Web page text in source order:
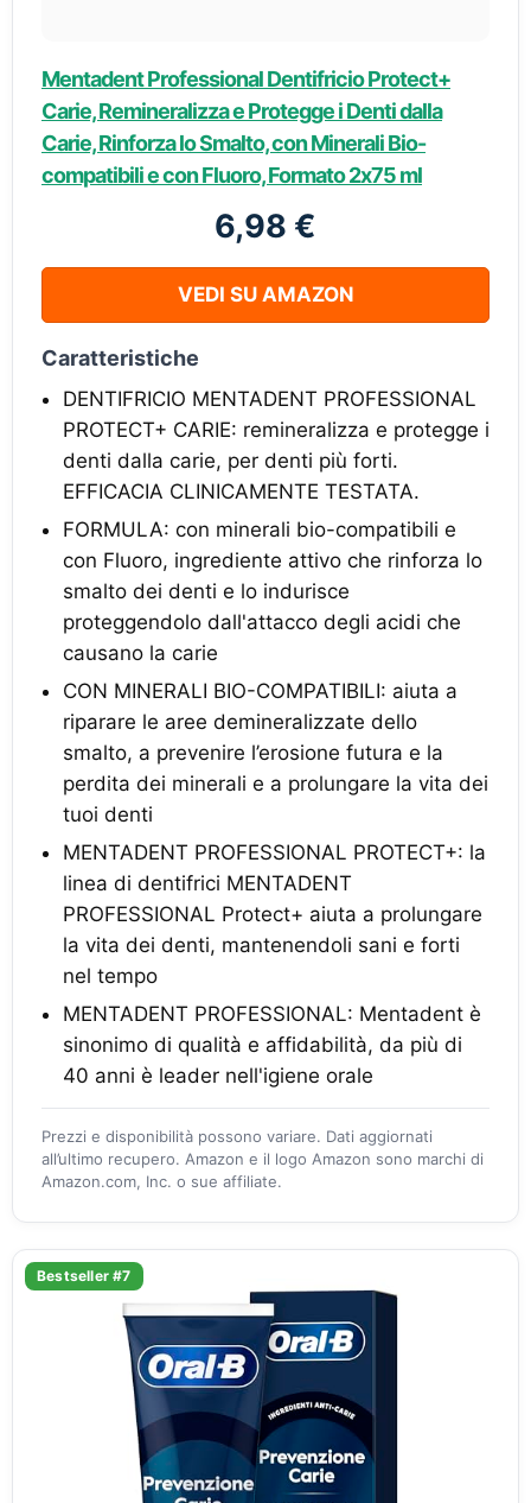
Mentadent Professional Dentifricio Protect+
Carie, Remineralizza e Protegge i Denti dalla
Carie, Rinforza lo Smalto, con Minerali Bio-
compatibili e con Fluoro, Formato 2x75 ml
6,98 €
VEDI SU AMAZON
Caratteristiche
DENTIFRICIO MENTADENT PROFESSIONAL
PROTECT+ CARIE: remineralizza e protegge i
denti dalla carie, per denti più forti.
EFFICACIA CLINICAMENTE TESTATA.
FORMULA: con minerali bio-compatibili e
con Fluoro, ingrediente attivo che rinforza lo
smalto dei denti e lo indurisce
proteggendolo dall'attacco degli acidi che
causano la carie
CON MINERALI BIO-COMPATIBILI: aiuta a
riparare le aree demineralizzate dello
smalto, a prevenire l’erosione futura e la
perdita dei minerali e a prolungare la vita dei
tuoi denti
MENTADENT PROFESSIONAL PROTECT+: la
linea di dentifrici MENTADENT
PROFESSIONAL Protect+ aiuta a prolungare
la vita dei denti, mantenendoli sani e forti
nel tempo
MENTADENT PROFESSIONAL: Mentadent è
sinonimo di qualità e affidabilità, da più di
40 anni è leader nell'igiene orale
Prezzi e disponibilità possono variare. Dati aggiornati
all’ultimo recupero. Amazon e il logo Amazon sono marchi di
Amazon.com, Inc. o sue affiliate.
Bestseller #7